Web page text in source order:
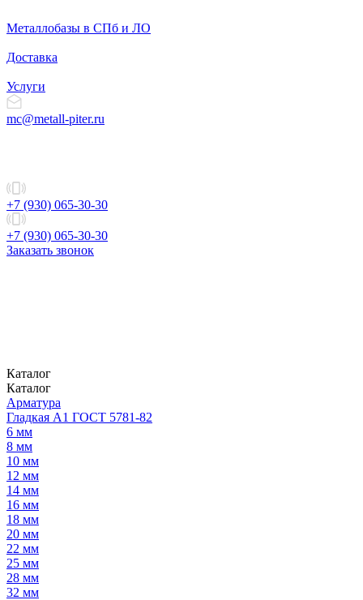
Металлобазы в СПб и ЛО
Доставка
Услуги
mc@metall-piter.ru
+7 (930) 065-30-30
+7 (930) 065-30-30
Заказать звонок
Каталог
Каталог
Арматура
Гладкая А1 ГОСТ 5781-82
6 мм
8 мм
10 мм
12 мм
14 мм
16 мм
18 мм
20 мм
22 мм
25 мм
28 мм
32 мм